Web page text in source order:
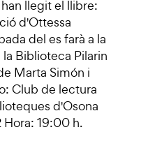
llegit el llibre:
d'Ottessa
del es farà a la
Biblioteca Pilarin
Marta Simón i
Club de lectura
d'Osona
19:00 h.